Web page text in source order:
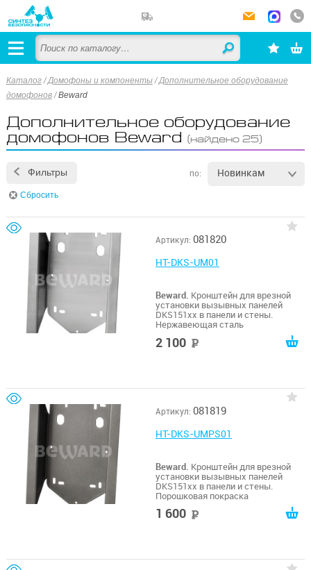
Каталог /Домофоны и компоненты /Дополнительное оборудование
домофонов/Beward
Дополнительное оборудование
домофонов Beward (найдено 25)
Фильтры по: Новинкам
Сбросить
Артикул: 081820
HT-DKS-UM01
Beward. Кронштейн для врезной
установки вызывных панелей
DKS151xx в панели и стены.
Нержавеющая сталь
2 100
Артикул: 081819
HT-DKS-UMPS01
Beward. Кронштейн для врезной
установки вызывных панелей
DKS151xx в панели и стены.
Порошковая покраска
1 600